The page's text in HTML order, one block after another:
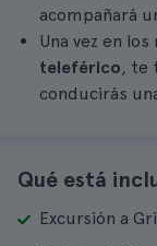
acompañará
Una vez en
teleférico, te
conducirás
Qué está
Excursión a